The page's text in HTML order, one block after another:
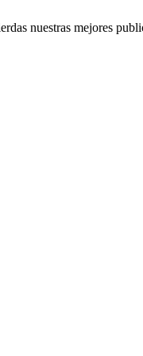
nuestras mejores